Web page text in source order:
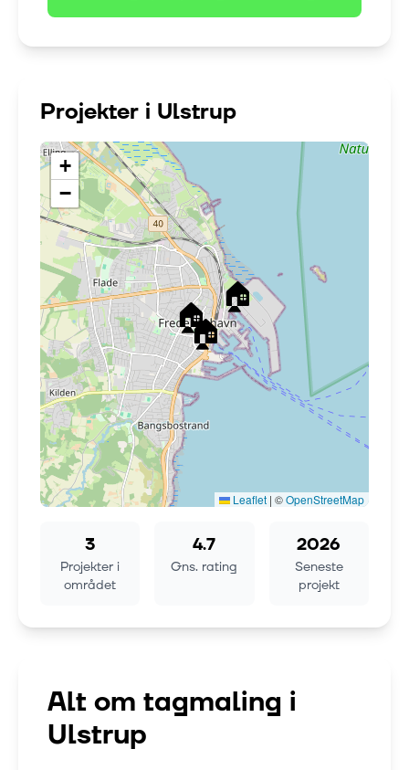
Projekter i Ulstrup
🏠
🏠 🏠
+
−
Leaflet | ©OpenStreetMap
3
Projekter i
området
4.7
Gns. rating
2026
Seneste
projekt
Alt om tagmaling i
Ulstrup